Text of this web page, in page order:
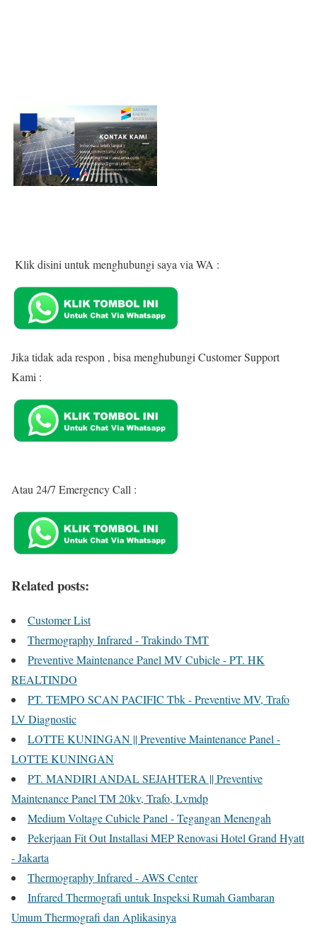
Klik disini untuk menghubungi saya via WA :
Jika tidak ada respon , bisa menghubungi Customer Support
Kami :
Atau 24/7 Emergency Call :
Related posts:
Customer List
Thermography Infrared - Trakindo TMT
Preventive Maintenance Panel MV Cubicle - PT. HK
REALTINDO
PT. TEMPO SCAN PACIFIC Tbk - Preventive MV, Trafo
LV Diagnostic
LOTTE KUNINGAN || Preventive Maintenance Panel -
LOTTE KUNINGAN
PT. MANDIRI ANDAL SEJAHTERA || Preventive
Maintenance Panel TM 20kv, Trafo, Lvmdp
Medium Voltage Cubicle Panel - Tegangan Menengah
Pekerjaan Fit Out Installasi MEP Renovasi Hotel Grand Hyatt
- Jakarta
Thermography Infrared - AWS Center
Infrared Thermografi untuk Inspeksi Rumah Gambaran
Umum Thermografi dan Aplikasinya